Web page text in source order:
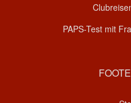
PAPS-Test mit